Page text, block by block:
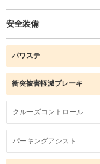
安全装備
パワステ
衝突被害軽減ブレーキ
クルーズコントロール
パーキングアシスト